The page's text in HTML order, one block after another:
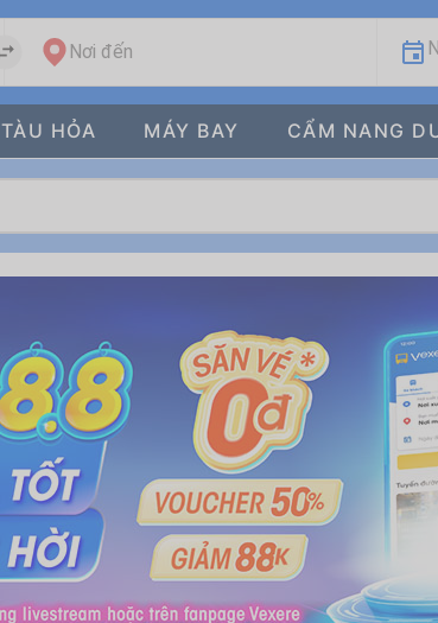
Nơi đến
TÀU HỎA MÁY BAY CẨM NANG